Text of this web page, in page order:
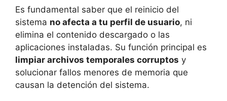
Es fundamental saber que el reinicio del
sistema no afecta a tu perfil de usuario, ni
elimina el contenido descargado o las
aplicaciones instaladas. Su función principal es
limpiar archivos temporales corruptos y
solucionar fallos menores de memoria que
causan la detención del sistema.